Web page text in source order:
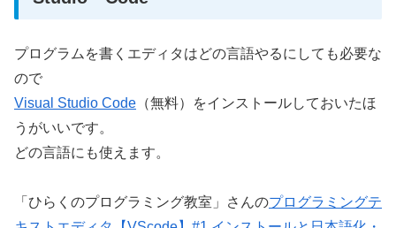
プログラムを書くエディタはどの言語やるにしても必要な
ので
Visual Studio Code （無料）をインストールしておいたほ
うがいいです。
どの言語にも使えます。
「ひらくのプログラミング教室」さんのプログラミングテ